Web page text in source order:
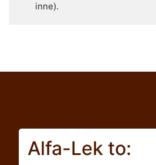
inne).
Alfa-Lek to: